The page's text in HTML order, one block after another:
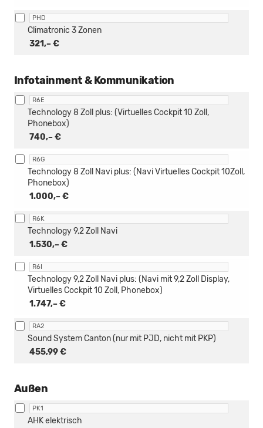
PHD
321,– €
Climatronic 3 Zonen
Infotainment & Kommunikation
R6E
740,– €
Technology 8 Zoll plus: (Virtuelles Cockpit 10 Zoll,
Phonebox)
R6G
1.000,– €
Technology 8 Zoll Navi plus: (Navi Virtuelles Cockpit 10Zoll,
Phonebox)
R6K
1.530,– €
Technology 9,2 Zoll Navi
R6I
1.747,– €
Technology 9,2 Zoll Navi plus: (Navi mit 9,2 Zoll Display,
Virtuelles Cockpit 10 Zoll, Phonebox)
RA2
455,99 €
Sound System Canton (nur mit PJD, nicht mit PKP)
Außen
PK1
AHK elektrisch